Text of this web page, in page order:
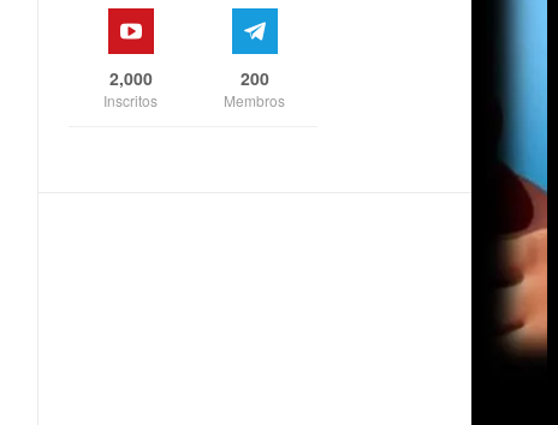
2,000
Inscritos
200
Membros